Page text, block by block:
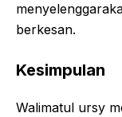
berkesan.
Kesimpulan
Walimatul ursy